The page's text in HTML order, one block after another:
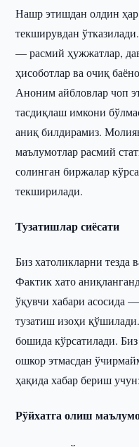
Нашр этишдан олдин
текширувдан
— расмий ҳужжатлар,
ҳисоботлар ва очиқ
Аноним айбловлар чоп
тасдиқлаш имкони
аниқ билдирамиз.
маълумотлар расмий
солинган биржалар
текширилади.
Тузатишлар сиёсати
Биз хатоликларни тезда
Фактик хато
ўқувчи хабари асосида
тузатиш изоҳи
бошида кўрсатилади.
ошкор этмасдан
ҳақида хабар бериш
Рўйхатга олиш